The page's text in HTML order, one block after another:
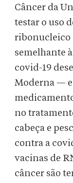
Câncer da
testar o uso
ribonucleico
semelhante
covid-19
Moderna —
no
cabeça e
contra a
vacinas de
câncer são